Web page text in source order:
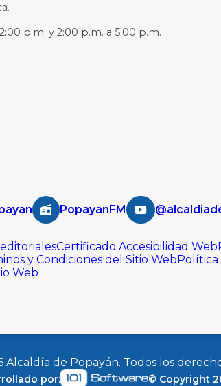
p.m. y 2:00 p.m. a 5:00 p.m.
PopayanFM
Certificado Accesibilidad Web
y Condiciones del Sitio WebPolítica
Web
Alcaldía de Popayán. Todos los
por: © Copyright